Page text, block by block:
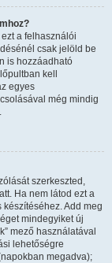
a felhasználói
csak jelöld be
is hozzáadható
kell
egyes
még mindig
szerkeszted,
Ha nem látod ezt a
Add meg
mindegyiket új
mező használatával
lehetőségre
megadva);